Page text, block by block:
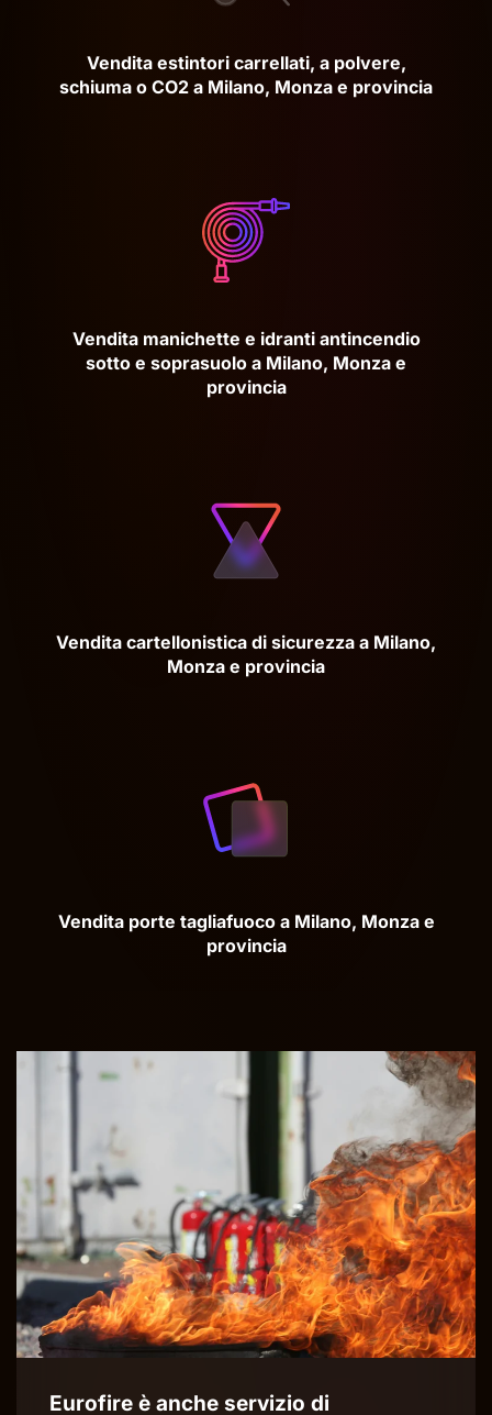
Vendita estintori carrellati, a polvere,
schiuma o CO2 a Milano, Monza e provincia
Vendita manichette e idranti antincendio
sotto e soprasuolo a Milano, Monza e
provincia
Vendita cartellonistica di sicurezza a Milano,
Monza e provincia
Vendita porte tagliafuoco a Milano, Monza e
provincia
Eurofire è anche servizio di